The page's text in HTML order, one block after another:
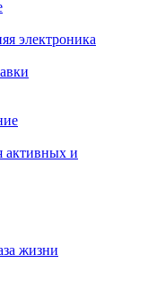
электроника
активных и
жизни